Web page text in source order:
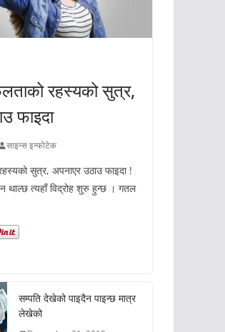
रहस्यको सुत्र,
फाइदा
साइन्स इन्फोटेक
सुत्र, अपनाएर उठाउ फाइदा !
त्यहाँ विद्रोह शुरु हुन्छ । गतल
सम्पति देखेको पाइदैन पाइन्छ मात्र
लेखेको